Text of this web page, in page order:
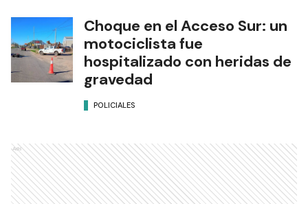
Choque en el Acceso Sur: un
motociclista fue
hospitalizado con heridas de
gravedad
POLICIALES
Ads